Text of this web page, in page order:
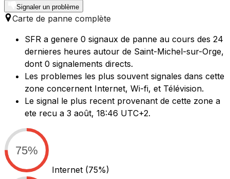
Signaler un problème
Carte de panne complète
SFR a genere 0 signaux de panne au cours des 24
dernieres heures autour de Saint-Michel-sur-Orge,
dont 0 signalements directs.
Les problemes les plus souvent signales dans cette
zone concernent Internet, Wi-fi, et Télévision.
Le signal le plus recent provenant de cette zone a
ete recu a 3 août, 18:46 UTC+2.
75%
Internet (75%)